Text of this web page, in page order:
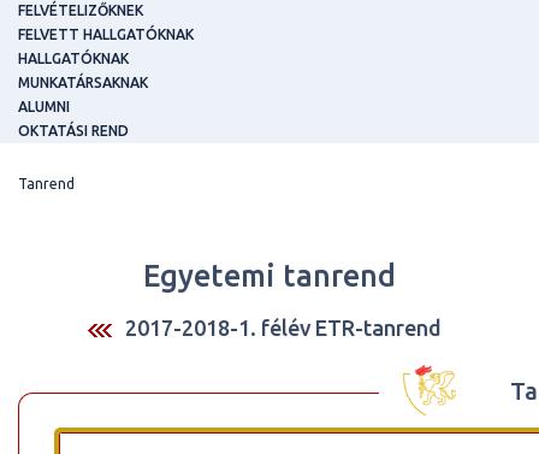
FELVÉTELIZŐKNEK
FELVETT HALLGATÓKNAK
HALLGATÓKNAK
MUNKATÁRSAKNAK
ALUMNI
OKTATÁSI REND
Tanrend
Egyetemi tanrend
2017-2018-1. félév ETR-tanrend